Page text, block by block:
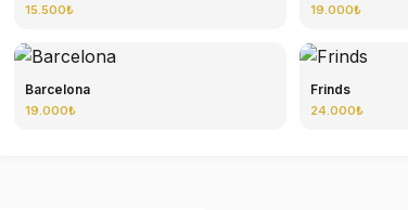
15.500₺ 19.000₺
Barcelona
19.000₺
Frinds
24.000₺